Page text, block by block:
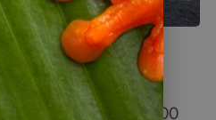
Archipel mit über 300